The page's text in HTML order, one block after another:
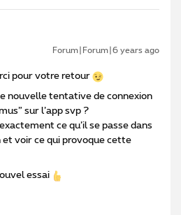
Forum|Forum|6 years ago
pour votre retour
nouvelle tentative de connexion
sur l’app svp ?
ce qu’il se passe dans
et voir ce qui provoque cette
essai